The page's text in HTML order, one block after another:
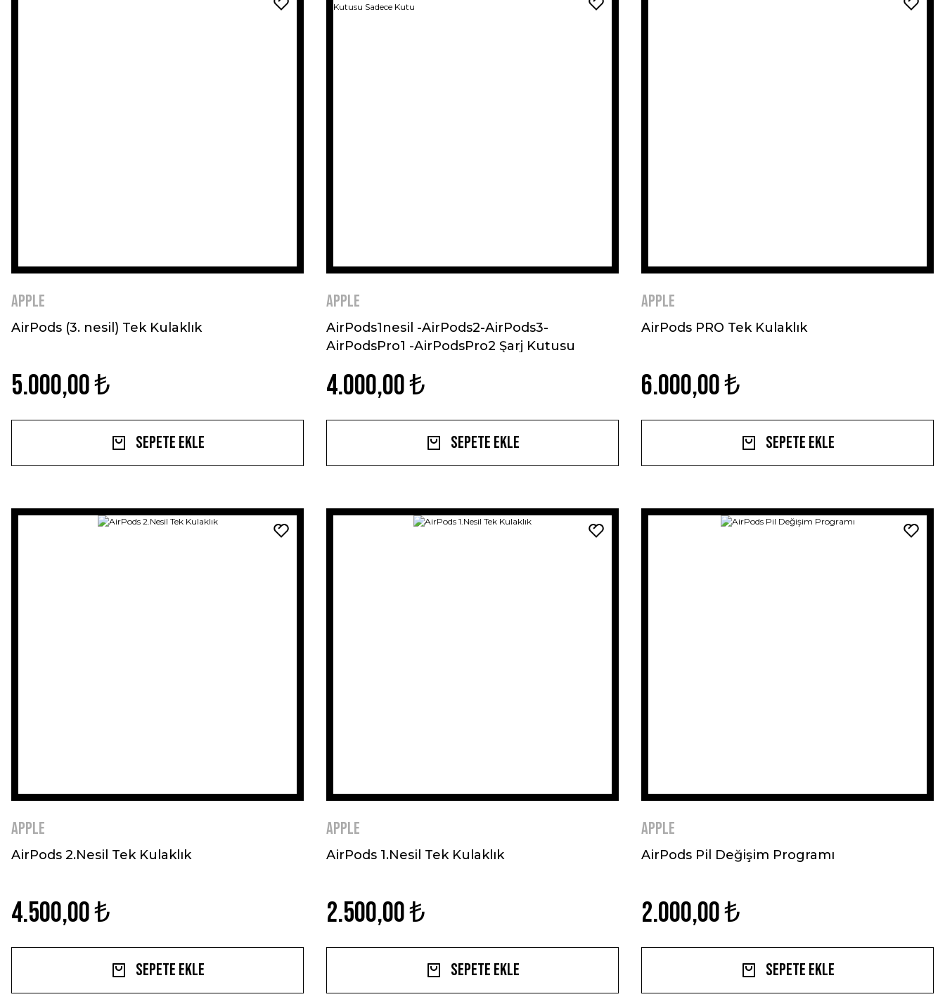
Apple
AirPods (3. nesil) Tek Kulaklık
5.000,00 ₺
Sepete Ekle
Apple
AirPods1nesil -AirPods2-AirPods3-
AirPodsPro1 -AirPodsPro2 Şarj Kutusu
4.000,00 ₺
Sepete Ekle
Apple
AirPods PRO Tek Kulaklık
6.000,00 ₺
Sepete Ekle
Apple
AirPods 2.Nesil Tek Kulaklık
4.500,00 ₺
Sepete Ekle
Apple
AirPods 1.Nesil Tek Kulaklık
2.500,00 ₺
Sepete Ekle
Apple
AirPods Pil Değişim Programı
2.000,00 ₺
Sepete Ekle